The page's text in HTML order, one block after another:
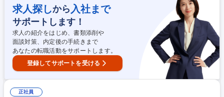
業・下水道事業等）の会計指導・消費税申告書作成・将来計画作成等のサ
ポート ※未経験者の方でも社内研修やOJTを通じて公会計に関する知識や
実務を習得可能。2年程度を目途に主担当者を目指して業務対応して頂き
ます。 募集職種 第二新卒歓迎【行政×会計】地方自治体の未来をつくる財
務コンサルタント
求人探しから 入社まで
サポートします！
求人の紹介をはじめ、書類添削や
面談対策、内定後の手続きまで
あなたの転職活動をサポートします。
登録してサポートを受ける
正社員